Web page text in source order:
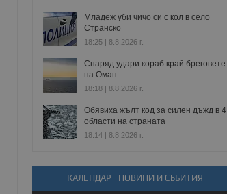
Младеж уби чичо си с кол в село
Странско
18:25 | 8.8.2026 г.
Снаряд удари кораб край бреговете
на Оман
18:18 | 8.8.2026 г.
Обявиха жълт код за силен дъжд в 4
области на страната
18:14 | 8.8.2026 г.
КАЛЕНДАР - НОВИНИ И СЪБИТИЯ